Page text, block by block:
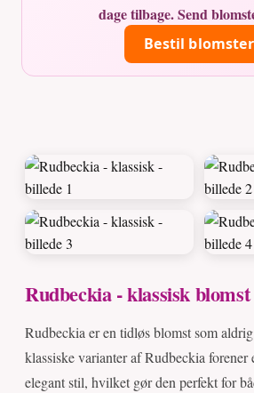
dage tilbage. Send
Bestil blomster
Rudbeckia - klassisk
Rudbeckia er en tidløs blomst som
klassiske varianter af Rudbeckia forener
elegant stil, hvilket gør den perfekt for